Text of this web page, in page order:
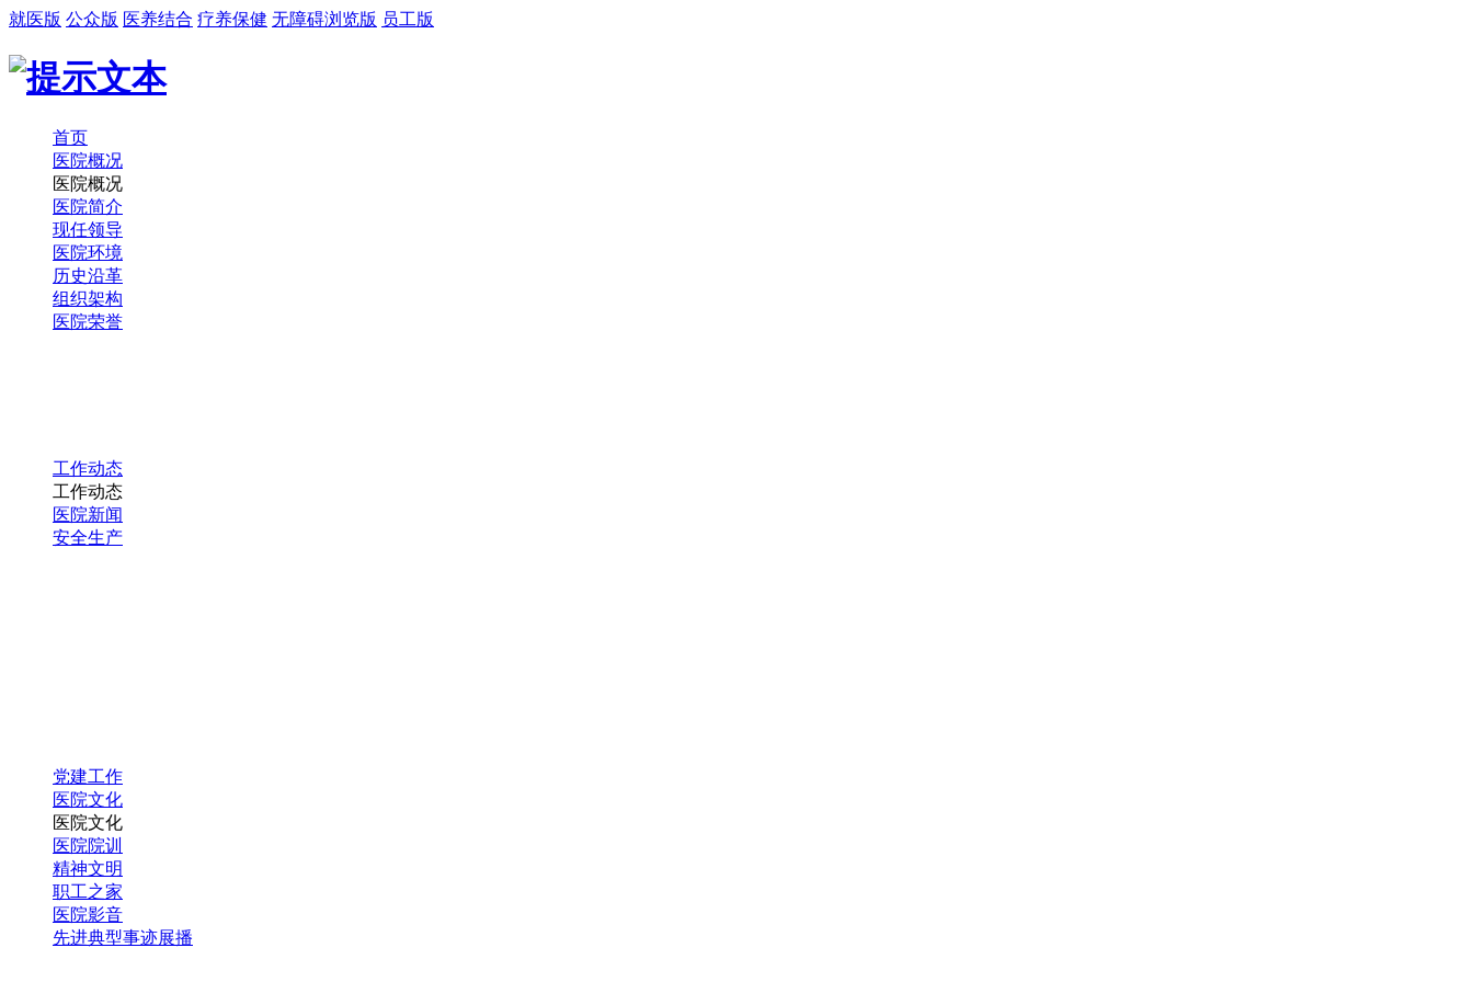
就医版 公众版 医养结合 疗养保健 无障碍浏览版 员工版
首页
医院概况
医院概况
医院简介
现任领导
医院环境
历史沿革
组织架构
医院荣誉
工作动态
工作动态
医院新闻
安全生产
党建工作
医院文化
医院文化
医院院训
精神文明
职工之家
医院影音
先进典型事迹展播